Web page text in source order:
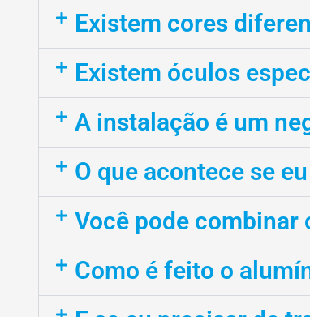
Existem cores
Existem óculos
A instalação é um
O que acontece se
Você pode combinar
Como é feito o